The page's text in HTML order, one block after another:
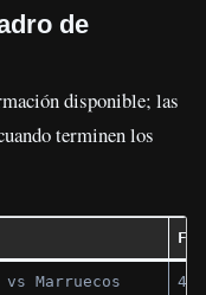
de
disponible; las
terminen los
vs Marruecos 4